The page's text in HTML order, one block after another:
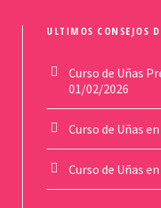
ULTIMOS CONSEJOS
Curso de Uñas
01/02/2026
Curso de Uñas
Curso de Uñas